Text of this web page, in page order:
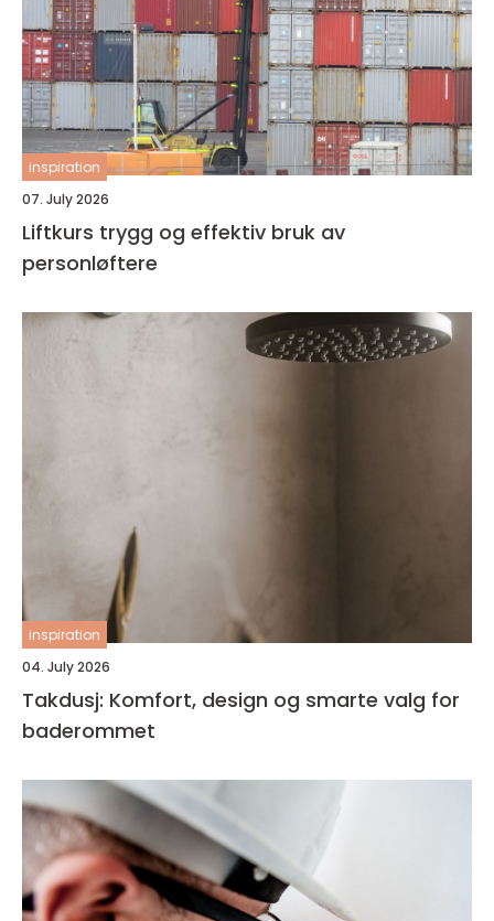
inspiration
07. July 2026
Liftkurs trygg og effektiv bruk av
personløftere
inspiration
04. July 2026
Takdusj: Komfort, design og smarte valg for
baderommet